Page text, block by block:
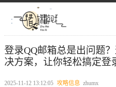
登录QQ邮箱总是出问题
决方案，让你轻松搞定登
2025-11-12 13:12:05 攻略信息 zhumx